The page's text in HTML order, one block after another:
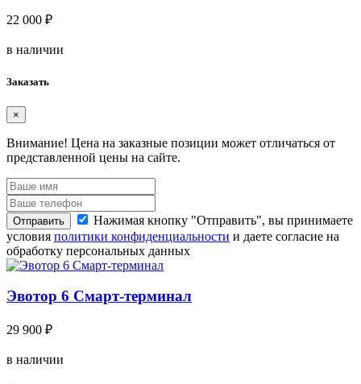
22 000 ₽
в наличии
Заказать
×
Внимание! Цена на заказные позиции может отличаться от
представленной цены на сайте.
Отправить
Нажимая кнопку "Отправить", вы принимаете
условия политики конфиденциальности и даете согласие на
обработку персональных данных
Эвотор 6 Смарт-терминал
29 900 ₽
в наличии